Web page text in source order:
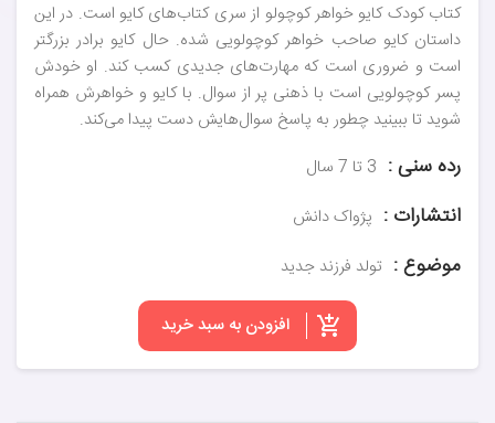
کتاب کودک کایو خواهر کوچولو از سری کتاب‌های کایو است. در این
داستان کایو صاحب خواهر کوچولویی شده. حال کایو برادر بزرگتر
است و ضروری است که مهارت‌های جدیدی کسب کند. او خودش
پسر کوچولویی است با ذهنی پر از سوال. با کایو و خواهرش همراه
شوید تا ببینید چطور به پاسخ سوال‌هایش دست پیدا می‌کند.
رده سنی : 3 تا 7 سال
انتشارات : پژواک دانش
موضوع : تولد فرزند جدید
افزودن به سبد خرید